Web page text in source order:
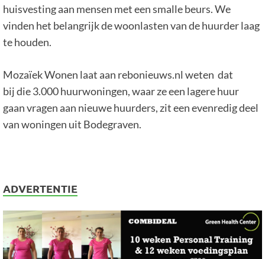
huisvesting aan mensen met een smalle beurs. We
vinden het belangrijk de woonlasten van de huurder laag
te houden.
Mozaïek Wonen laat aan rebonieuws.nl weten dat
bij die 3.000 huurwoningen, waar ze een lagere huur
gaan vragen aan nieuwe huurders, zit een evenredig deel
van woningen uit Bodegraven.
ADVERTENTIE